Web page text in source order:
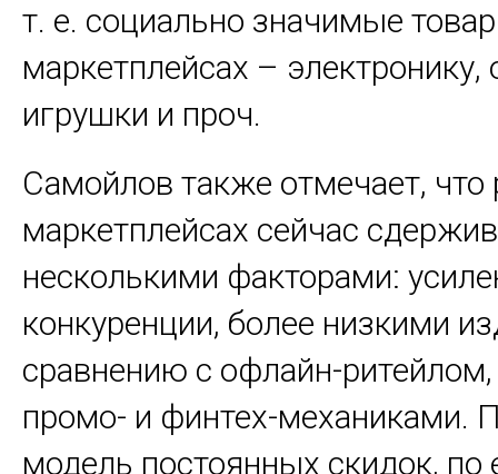
т. е. социально значимые
маркетплейсах – электронику,
игрушки и проч.
Самойлов также отмечает, что
маркетплейсах сейчас
несколькими факторами:
конкуренции, более низкими
сравнению с офлайн-
промо- и финтех-механиками.
модель постоянных скидок,